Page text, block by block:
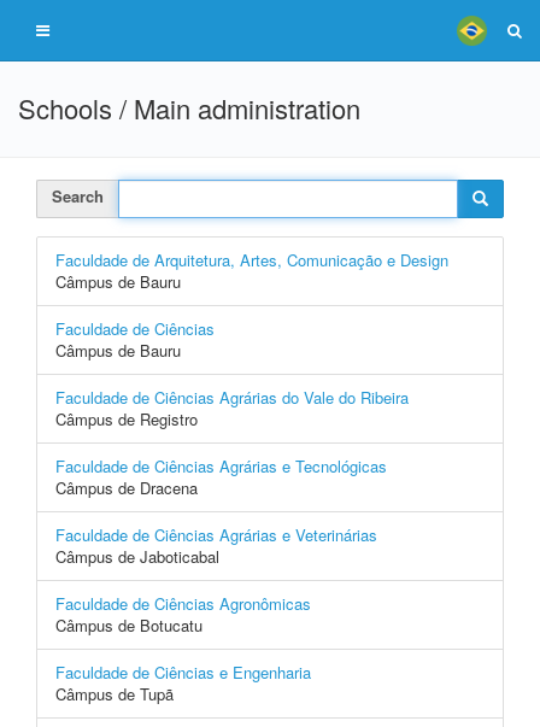
Schools / Main administration
Search
Faculdade de Arquitetura, Artes, Comunicação e Design
Câmpus de Bauru
Faculdade de Ciências
Câmpus de Bauru
Faculdade de Ciências Agrárias do Vale do Ribeira
Câmpus de Registro
Faculdade de Ciências Agrárias e Tecnológicas
Câmpus de Dracena
Faculdade de Ciências Agrárias e Veterinárias
Câmpus de Jaboticabal
Faculdade de Ciências Agronômicas
Câmpus de Botucatu
Faculdade de Ciências e Engenharia
Câmpus de Tupã